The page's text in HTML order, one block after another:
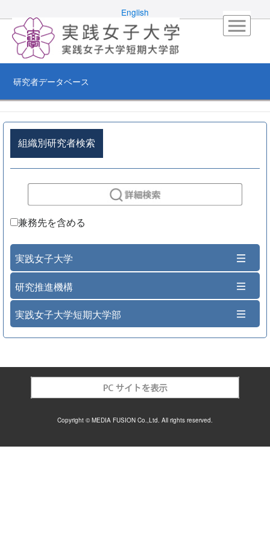
English
研究者データベース
組織別研究者検索
兼務先を含める
実践女子大学
研究推進機構
実践女子大学短期大学部
Copyright © MEDIA FUSION Co.,Ltd. All rights reserved.